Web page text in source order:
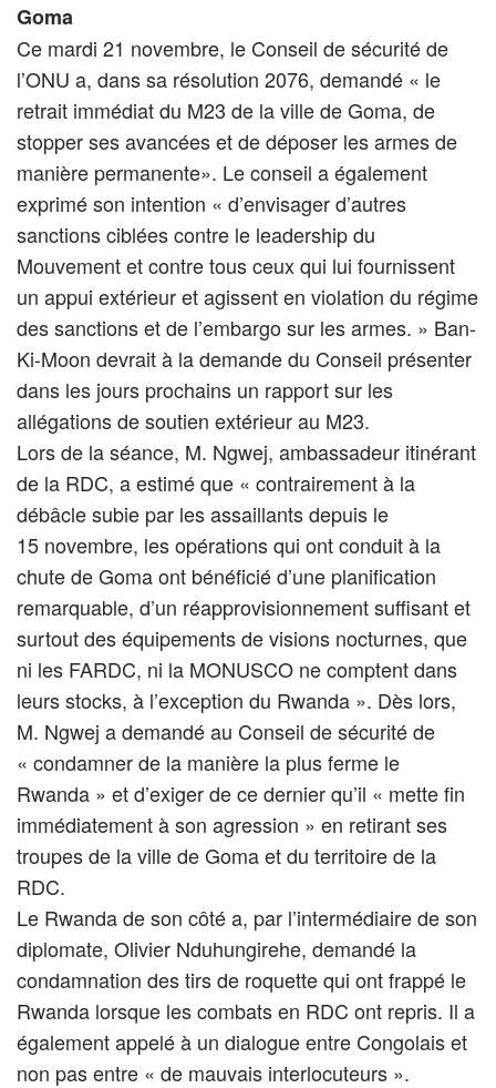
Goma
Ce mardi 21 novembre, le Conseil de sécurité de
l’ONU a, dans sa résolution 2076, demandé « le
retrait immédiat du M23 de la ville de Goma, de
stopper ses avancées et de déposer les armes de
manière permanente». Le conseil a également
exprimé son intention « d’envisager d’autres
sanctions ciblées contre le leadership du
Mouvement et contre tous ceux qui lui fournissent
un appui extérieur et agissent en violation du régime
des sanctions et de l’embargo sur les armes. » Ban-
Ki-Moon devrait à la demande du Conseil présenter
dans les jours prochains un rapport sur les
allégations de soutien extérieur au M23.
Lors de la séance, M. Ngwej, ambassadeur itinérant
de la RDC, a estimé que « contrairement à la
débâcle subie par les assaillants depuis le
15 novembre, les opérations qui ont conduit à la
chute de Goma ont bénéficié d’une planification
remarquable, d’un réapprovisionnement suffisant et
surtout des équipements de visions nocturnes, que
ni les FARDC, ni la MONUSCO ne comptent dans
leurs stocks, à l’exception du Rwanda ». Dès lors,
M. Ngwej a demandé au Conseil de sécurité de
« condamner de la manière la plus ferme le
Rwanda » et d’exiger de ce dernier qu’il « mette fin
immédiatement à son agression » en retirant ses
troupes de la ville de Goma et du territoire de la
RDC.
Le Rwanda de son côté a, par l’intermédiaire de son
diplomate, Olivier Nduhungirehe, demandé la
condamnation des tirs de roquette qui ont frappé le
Rwanda lorsque les combats en RDC ont repris. Il a
également appelé à un dialogue entre Congolais et
non pas entre « de mauvais interlocuteurs ».